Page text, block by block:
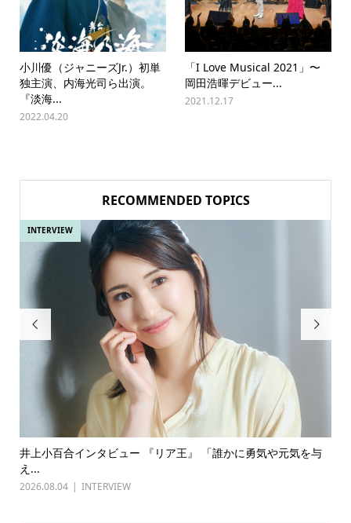
小川優（ジャニーズJr.）初単
独主演、内海光司ら出演。
『淡海...
2022.04.20
「I Love Musical 2021」〜
岡田浩暉デビュー...
2021.12.17
RECOMMENDED TOPICS

井上小百合インタビュー 『リア王』 「誰かに勇気や元気を与
え...
2026.08.04 INTERVIEW
INTERVIEW
